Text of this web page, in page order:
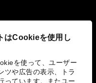
はCookieを使用し
を使って、ユーザー
ツや広告の表示、トラ
っています。またユー